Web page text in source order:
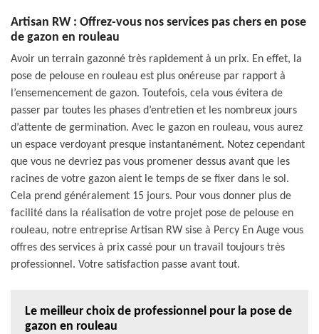
Artisan RW : Offrez-vous nos services pas chers en pose
de gazon en rouleau
Avoir un terrain gazonné très rapidement à un prix. En effet, la
pose de pelouse en rouleau est plus onéreuse par rapport à
l’ensemencement de gazon. Toutefois, cela vous évitera de
passer par toutes les phases d’entretien et les nombreux jours
d’attente de germination. Avec le gazon en rouleau, vous aurez
un espace verdoyant presque instantanément. Notez cependant
que vous ne devriez pas vous promener dessus avant que les
racines de votre gazon aient le temps de se fixer dans le sol.
Cela prend généralement 15 jours. Pour vous donner plus de
facilité dans la réalisation de votre projet pose de pelouse en
rouleau, notre entreprise Artisan RW sise à Percy En Auge vous
offres des services à prix cassé pour un travail toujours très
professionnel. Votre satisfaction passe avant tout.
Le meilleur choix de professionnel pour la pose de
gazon en rouleau